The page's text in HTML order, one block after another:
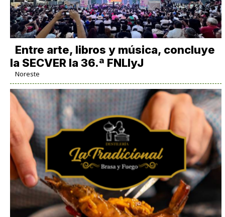
Entre arte, libros y música, concluye
la SECVER la 36.ª FNLIyJ
Noreste